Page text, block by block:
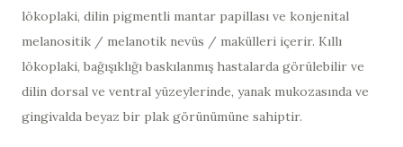
lökoplaki, dilin pigmentli mantar papillası ve konjenital
melanositik / melanotik nevüs / makülleri içerir. Kıllı
lökoplaki, bağışıklığı baskılanmış hastalarda görülebilir ve
dilin dorsal ve ventral yüzeylerinde, yanak mukozasında ve
gingivalda beyaz bir plak görünümüne sahiptir.